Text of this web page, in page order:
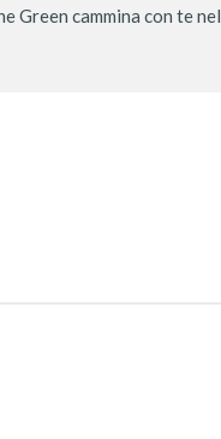
Green cammina con te